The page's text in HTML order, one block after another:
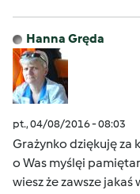
Hanna Gręda
pt., 04/08/2016 - 08:03
Grażynko dziękuję za
o Was myślęi
wiesz że zawsze jakaś